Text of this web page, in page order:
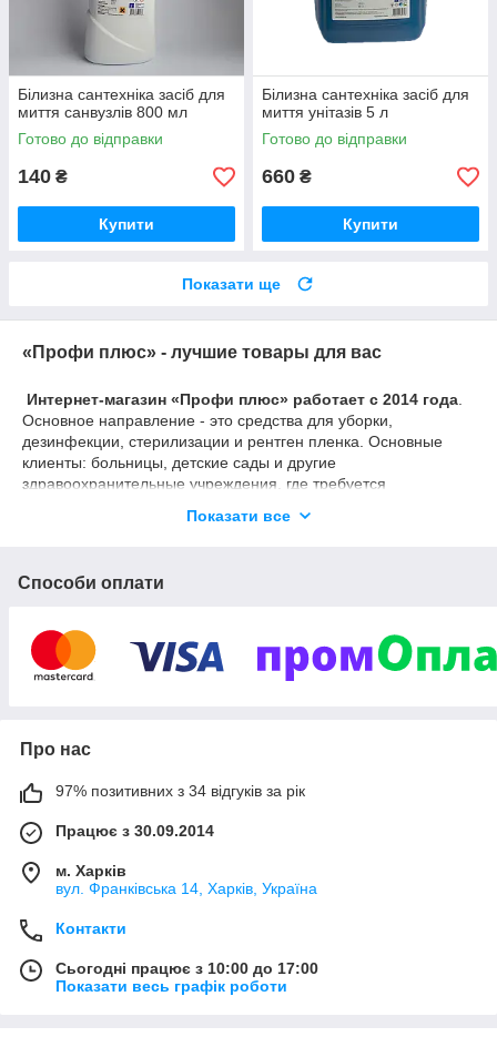
Білизна сантехніка засіб для
миття санвузлів 800 мл
Готово до відправки
140 ₴
Купити
Білизна сантехніка засіб для
миття унітазів 5 л
Готово до відправки
660 ₴
Купити
Показати ще
«Профи плюс» - лучшие товары для вас
Интернет-магазин «Профи плюс» работает с 2014 года
Основное направление - это средства для уборки,
дезинфекции, стерилизации и рентген пленка. Основные
клиенты: больницы, детские сады и другие
здравоохранительные учреждения, где требуется
В Интернет-магазин «Профи плюс» Вы сможете приобрести
стерилизации и рентген пленку.
плюс»:
Работаем напрямую с производителем,
При покупці засобів для дезінфекції і стерилізації
матеріали, висновок державної санітарно-
Показати все
Способи оплати
Про нас
97% позитивних з 34 відгуків за рік
Працює з 30.09.2014
м. Харків
вул. Франківська 14, Харків, Україна
Контакти
Сьогодні працює з 10:00 до 17:00
Показати весь графік роботи